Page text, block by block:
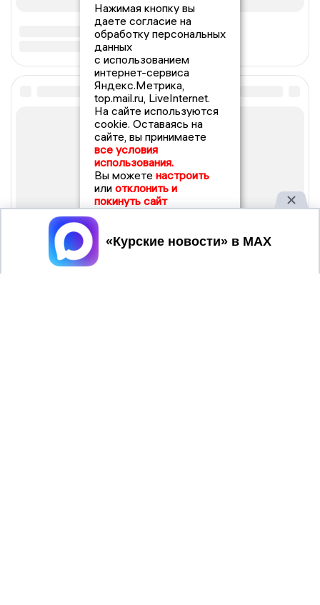
Нажимая кнопку вы
даете согласие на
обработку персональных
данных
с использованием
интернет-сервиса
Яндекс.Метрика,
top.mail.ru, LiveInternet.
На сайте используются
cookie. Оставаясь на
сайте, вы принимаете
все условия
использования.
Вы можете настроить
или отклонить и
покинуть сайт
Принять